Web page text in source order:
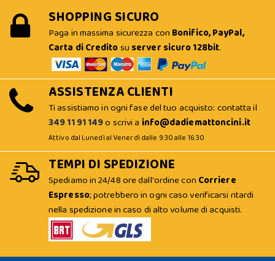
SHOPPING SICURO
Paga in massima sicurezza con Bonifico, PayPal,
Carta di Creditosu server sicuro 128bit.
ASSISTENZA CLIENTI
Ti assistiamo in ogni fase del tuo acquisto: contatta il
349 11 91 149o scrivi a info@dadiemattoncini.it
Attivo dal Lunedì al Venerdì dalle 9:30 alle 16:30
TEMPI DI SPEDIZIONE
Spediamo in 24/48 ore dall'ordine con Corriere
Espresso; potrebbero in ogni caso verificarsi ritardi
nella spedizione in caso di alto volume di acquisti.